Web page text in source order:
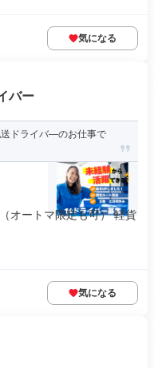
気になる
バー
送ドライバ―のお仕事で
オートマ限定も可） 軽貨
気になる